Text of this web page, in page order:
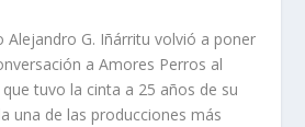
Alejandro G. Iñárritu volvió a poner
a Amores Perros al
tuvo la cinta a 25 años de su
una de las producciones más